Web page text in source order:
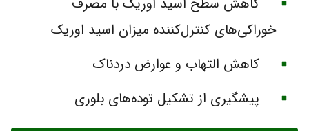
کاهش سطح اسید اوریک با مصرف
خوراکی‌های کنترل‌کننده میزان اسید اوریک
کاهش التهاب و عوارض دردناک
پیشگیری از تشکیل توده‌های بلوری